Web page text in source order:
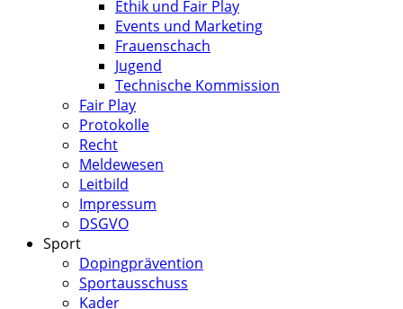
Ethik und Fair Play
Events und Marketing
Frauenschach
Jugend
Technische Kommission
Fair Play
Protokolle
Recht
Meldewesen
Leitbild
Impressum
DSGVO
Sport
Dopingprävention
Sportausschuss
Kader